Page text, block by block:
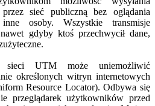
sieć publiczną bez oglądania
osoby. Wszystkie transmisje
gdyby ktoś przechwycił dane,
sieci UTM może uniemożliwić
określonych witryn internetowych
Resource Locator). Odbywa się
przeglądarek użytkowników przed